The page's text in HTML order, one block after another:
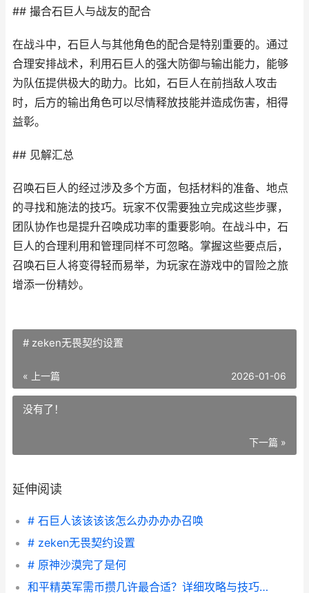
## 撮合石巨人与战友的配合
在战斗中，石巨人与其他角色的配合是特别重要的。通过
合理安排战术，利用石巨人的强大防御与输出能力，能够
为队伍提供极大的助力。比如，石巨人在前挡敌人攻击
时，后方的输出角色可以尽情释放技能并造成伤害，相得
益彰。
## 见解汇总
召唤石巨人的经过涉及多个方面，包括材料的准备、地点
的寻找和施法的技巧。玩家不仅需要独立完成这些步骤，
团队协作也是提升召唤成功率的重要影响。在战斗中，石
巨人的合理利用和管理同样不可忽略。掌握这些要点后，
召唤石巨人将变得轻而易举，为玩家在游戏中的冒险之旅
增添一份精妙。
# zeken无畏契约设置
« 上一篇 2026-01-06
没有了！
下一篇 »
延伸阅读
# 石巨人该该该该怎么办办办办召唤
# zeken无畏契约设置
# 原神沙漠完了是何
和平精英军需币攒几许最合适？详细攻略与技巧分享